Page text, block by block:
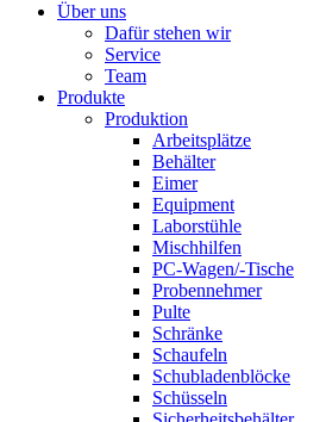
Über uns
Dafür stehen wir
Service
Team
Produkte
Produktion
Arbeitsplätze
Behälter
Eimer
Equipment
Laborstühle
Mischhilfen
PC-Wagen/-Tische
Probennehmer
Pulte
Schränke
Schaufeln
Schubladenblöcke
Schüsseln